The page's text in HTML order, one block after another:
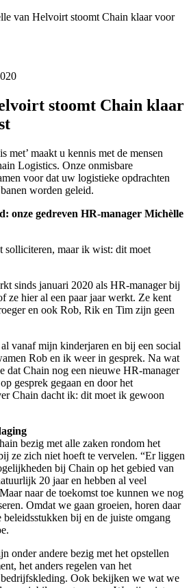
van Helvoirt stoomt Chain klaar voor
stoomt Chain klaar
met’ maakt u kennis met de mensen
Logistics. Onze onmisbare
voor dat uw logistieke opdrachten
worden geleid.
onze gedreven HR-manager Michèlle
solliciteren, maar ik wist: dit moet
sinds januari 2020 als HR-manager bij
ze hier al een paar jaar werkt. Ze kent
en ook Rob, Rik en Tim zijn geen
vanaf mijn kinderjaren en bij een social
Rob en ik weer in gesprek. Na wat
dat Chain nog een nieuwe HR-manager
gesprek gegaan en door het
Chain dacht ik: dit moet ik gewoon
bezig met alle zaken rondom het
ze zich niet hoeft te vervelen. “Er liggen
bij Chain op het gebied van
20 jaar en hebben al veel
naar de toekomst toe kunnen we nog
Omdat we gaan groeien, horen daar
bij en de juiste omgang
onder andere bezig met het opstellen
het anders regelen van het
Ook bekijken we wat we